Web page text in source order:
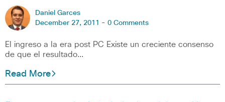
Daniel Garces
December 27, 2011 - 0 Comments
El ingreso a la era post PC Existe un creciente consenso
de que el resultado…
Read More